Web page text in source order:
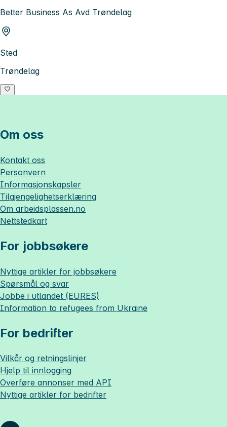
Better Business As Avd Trøndelag
Sted
Trøndelag
Om oss
Kontakt oss
Personvern
Informasjonskapsler
Tilgjengelighetserklæring
Om arbeidsplassen.no
Nettstedkart
For jobbsøkere
Nyttige artikler for jobbsøkere
Spørsmål og svar
Jobbe i utlandet (EURES)
Information to refugees from Ukraine
For bedrifter
Vilkår og retningslinjer
Hjelp til innlogging
Overføre annonser med API
Nyttige artikler for bedrifter